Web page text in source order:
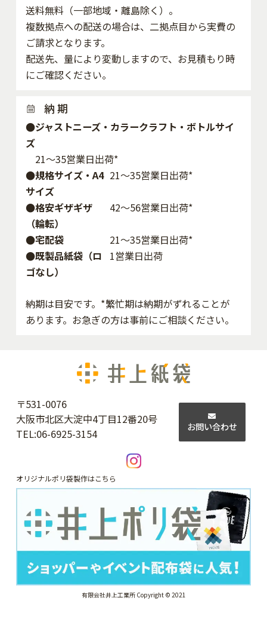
送料無料（一部地域・離島除く）。
複数拠点への配送の場合は、二拠点目から実費の
ご請求となります。
配送先、量により変動しますので、お見積もり時
にご確認ください。
納 期
●ジャストニーズ・カラークラフト・ボトルサイ
ズ
21～35営業日出荷*
●規格サイズ・A4
サイズ
21～35営業日出荷*
●格安ギザギザ
（輪転）
42〜56営業日出荷*
●宅配袋
21～35営業日出荷*
●既製品紙袋（ロ
ゴなし）
1営業日出荷
納期は目安です。*繁忙期は納期がずれることが
あります。お急ぎの方は事前にご相談ください。
〒531-0076
大阪市北区大淀中4丁目12番20号
TEL:06-6925-3154
お問い合わせ
オリジナルポリ袋製作はこちら
有限会社井上工業所 Copyright © 2021